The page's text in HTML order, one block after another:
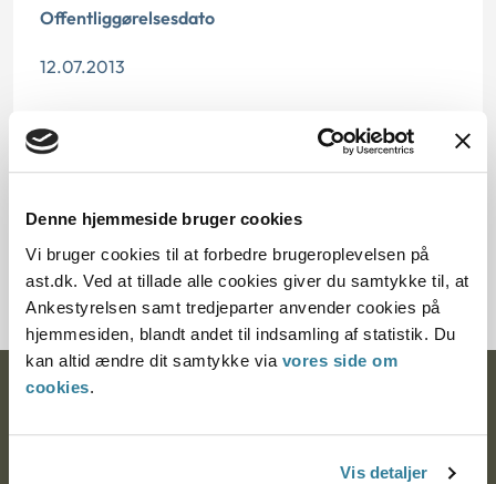
Denne hjemmeside bruger cookies
Vi bruger cookies til at forbedre brugeroplevelsen på
ast.dk. Ved at tillade alle cookies giver du samtykke til, at
Ankestyrelsen samt tredjeparter anvender cookies på
hjemmesiden, blandt andet til indsamling af statistik. Du
kan altid ændre dit samtykke via vores side om
cookies.
Vis detaljer
Offentliggørelsesdato
12.07.2013
§ 27 § 26 § 37
Journalnummer
12733-8311407-85
Ankestyrelsen